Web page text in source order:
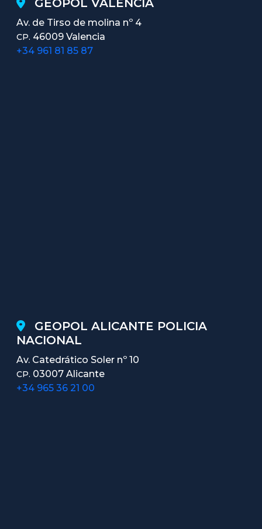
Av. de Tirso de molina nº 4
CP. 46009 Valencia
+34 961 81 85 87
GEOPOL ALICANTE POLICIA
NACIONAL
Av. Catedrático Soler nº 10
CP. 03007 Alicante
+34 965 36 21 00